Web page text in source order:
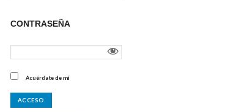
CONTRASEÑA
Acuérdate de mí